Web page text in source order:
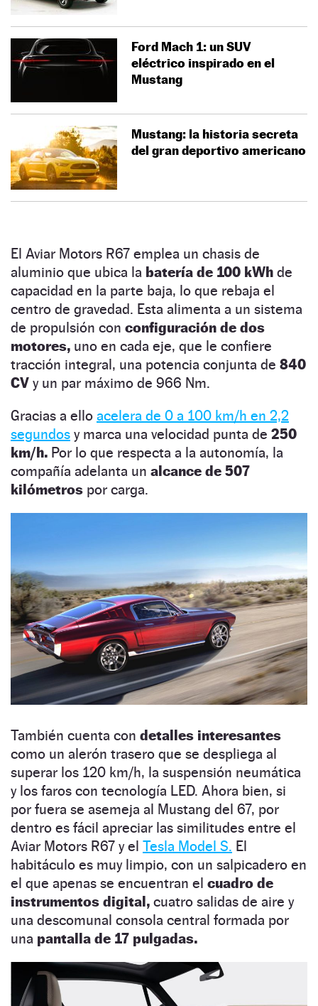
Ford Mach 1: un SUV
eléctrico inspirado en el
Mustang
Mustang: la historia secreta
del gran deportivo americano
El Aviar Motors R67 emplea un chasis de
aluminio que ubica la batería de 100 kWh de
capacidad en la parte baja, lo que rebaja el
centro de gravedad. Esta alimenta a un sistema
de propulsión con configuración de dos
motores, uno en cada eje, que le confiere
tracción integral, una potencia conjunta de 840
CV y un par máximo de 966 Nm.
Gracias a ello acelera de 0 a 100 km/h en 2,2
segundos y marca una velocidad punta de 250
km/h. Por lo que respecta a la autonomía, la
compañía adelanta un alcance de 507
kilómetros por carga.
También cuenta con detalles interesantes
como un alerón trasero que se despliega al
superar los 120 km/h, la suspensión neumática
y los faros con tecnología LED. Ahora bien, si
por fuera se asemeja al Mustang del 67, por
dentro es fácil apreciar las similitudes entre el
Aviar Motors R67 y el Tesla Model S. El
habitáculo es muy limpio, con un salpicadero en
el que apenas se encuentran el cuadro de
instrumentos digital, cuatro salidas de aire y
una descomunal consola central formada por
una pantalla de 17 pulgadas.